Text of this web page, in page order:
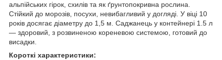
альпійських гірок, схилів та як ґрунтопокривна рослина.
Стійкий до морозів, посухи, невибагливий у догляді. У віці 10
років досягає діаметру до 1,5 м. Саджанець у контейнері 1.5 л
— здоровий, з розвиненою кореневою системою, готовий до
висадки.
Короткі характеристики: